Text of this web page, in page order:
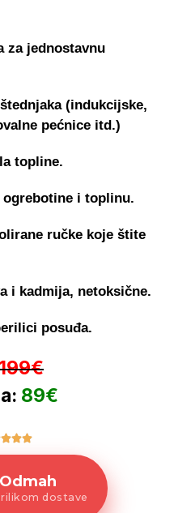
za jednostavnu
(indukcijske,
pećnice itd.)
topline.
i toplinu.
ručke koje štite
i kadmija, netoksične.
posuđa.
89€

dostave